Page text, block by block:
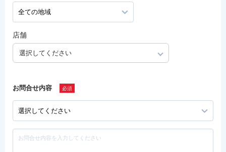
店舗
選択してください
お問合せ内容